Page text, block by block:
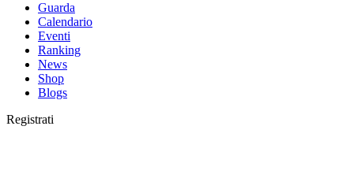
Guarda
Calendario
Eventi
Ranking
News
Shop
Blogs
Registrati